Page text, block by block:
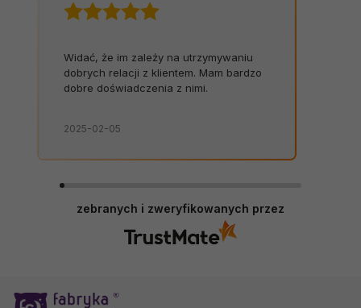
Widać, że im zależy na utrzymywaniu
dobrych relacji z klientem. Mam bardzo
dobre doświadczenia z nimi.
2025-02-05
zebranych i zweryfikowanych przez